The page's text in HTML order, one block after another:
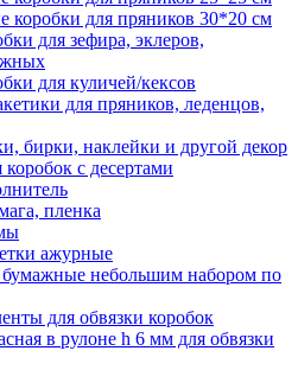
коробки для пряников 30*20 см
для зефира, эклеров,
для куличей/кексов
для пряников, леденцов,
бирки, наклейки и другой декор
с десертами
пленка
ажурные
небольшим набором по
для обвязки коробок
в рулоне h 6 мм для обвязки